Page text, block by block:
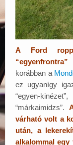
A Ford
“egyenfrontra”
korábban a
ez ugyanígy
“egyen-
“márkaimidzs”.
várható volt a
után, a
alkalommal egy